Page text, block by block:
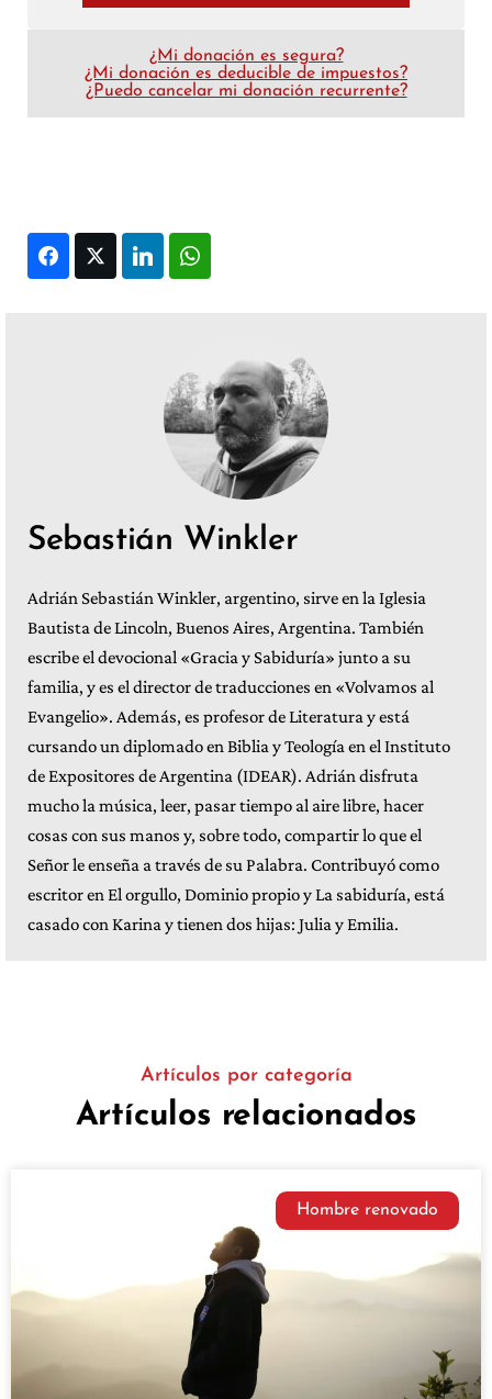
¿Mi donación es segura?
¿Mi donación es deducible de impuestos?
¿Puedo cancelar mi donación recurrente?
FacebookTwitter LinkedIn
Sebastián Winkler
Adrián Sebastián Winkler, argentino, sirve en la Iglesia
Bautista de Lincoln, Buenos Aires, Argentina. También
escribe el devocional «Gracia y Sabiduría» junto a su
familia, y es el director de traducciones en «Volvamos al
Evangelio». Además, es profesor de Literatura y está
cursando un diplomado en Biblia y Teología en el Instituto
de Expositores de Argentina (IDEAR). Adrián disfruta
mucho la música, leer, pasar tiempo al aire libre, hacer
cosas con sus manos y, sobre todo, compartir lo que el
Señor le enseña a través de su Palabra. Contribuyó como
escritor en El orgullo, Dominio propio y La sabiduría, está
casado con Karina y tienen dos hijas: Julia y Emilia.
Artículos por categoría
Artículos relacionados
Hombre renovado